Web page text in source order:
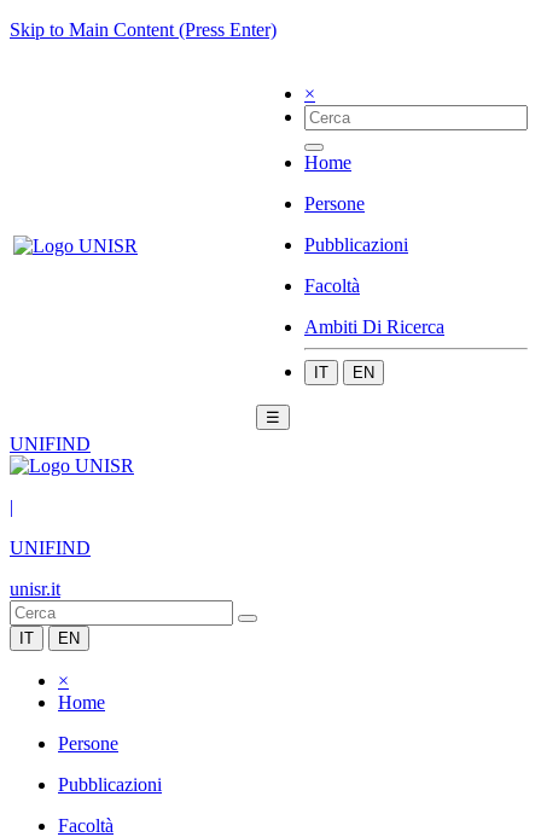
Skip to Main Content (Press Enter)
×
Home
Persone
Pubblicazioni
Facoltà
Ambiti Di Ricerca
IT EN
☰
UNIFIND
|
UNIFIND
unisr.it
IT EN
×
Home
Persone
Pubblicazioni
Facoltà